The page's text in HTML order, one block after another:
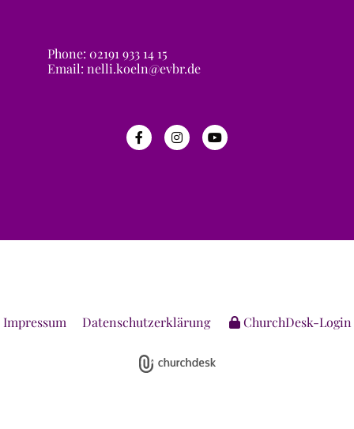
Phone: 02191 933 14 15
Email: nelli.koeln@evbr.de
Impressum Datenschutzerklärung ChurchDesk-Login